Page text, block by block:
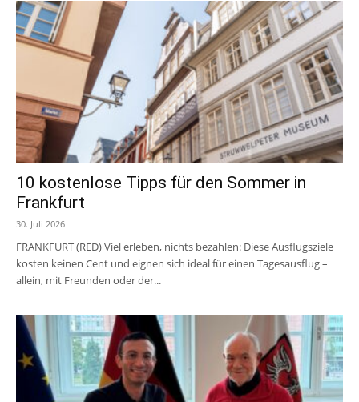
10 kostenlose Tipps für den Sommer in
Frankfurt
30. Juli 2026
FRANKFURT (RED) Viel erleben, nichts bezahlen: Diese Ausflugsziele
kosten keinen Cent und eignen sich ideal für einen Tagesausflug –
allein, mit Freunden oder der...